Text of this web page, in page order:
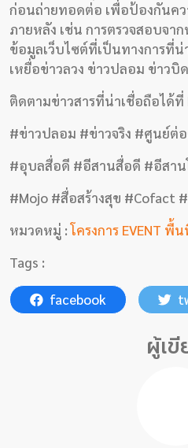
ก่อนถ่ายทอดต่อ เพื่อป้องกันคว
ภายหลัง เช่น การตรวจสอบจา
ข้อมูลเว็บไซต์ที่เป็นทางการที่
เหยื่อข่าวลวง ข่าวปลอม ข่าวบิ
ติดตามข่าวสารที่น่าเชื่อถือได้ที่
#ข่าวปลอม #ข่าวจริง #ศูนย์ต่
#อุบลสื่อดี #อีสานสื่อดี #อีสา
#Mojo #สื่อสร้างสุข #Cofact
หมวดหมู่ :โครงการ EVENT
Tags :
facebook
ผู้เ